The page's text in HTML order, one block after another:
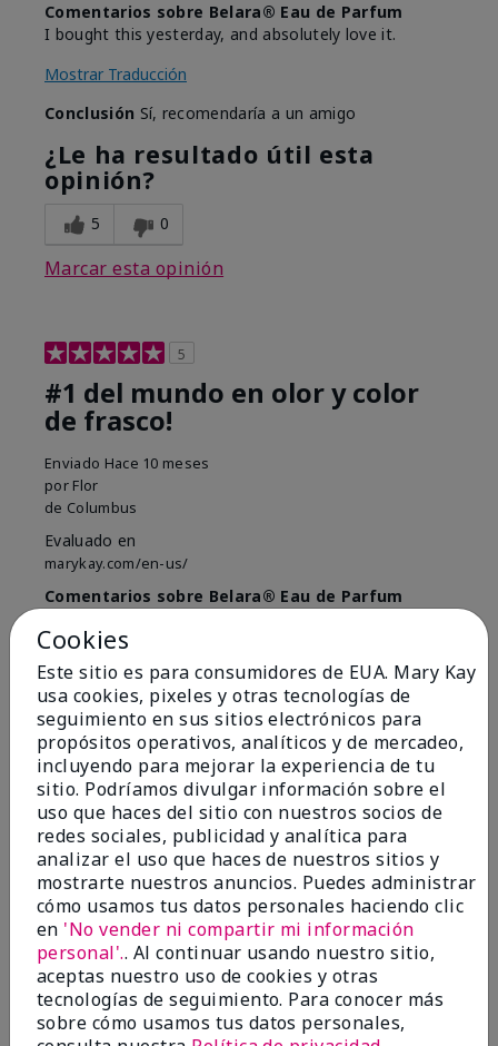
Comentarios sobre Belara® Eau de Parfum
I bought this yesterday, and absolutely love it.
Mostrar Traducción
Conclusión Sí, recomendaría a un amigo
¿Le ha resultado útil esta
opinión?
5 0
Marcar esta opinión
5
#1 del mundo en olor y color
de frasco!
Enviado Hace 10 meses
por Flor
de Columbus
Evaluado en
marykay.com/en-us/
Comentarios sobre Belara® Eau de Parfum
ConclusiónSí, recomendaría a un amigo
¿Le ha resultado útil esta
opinión?
4 0
Marcar esta opinión
5
Kristen
EnviadoHace 10 meses
porJennifer
Cookies
Este sitio es para consumidores de EUA. Mary Kay
usa cookies, pixeles y otras tecnologías de
seguimiento en sus sitios electrónicos para
propósitos operativos, analíticos y de mercadeo,
incluyendo para mejorar la experiencia de tu
sitio. Podríamos divulgar información sobre el
uso que haces del sitio con nuestros socios de
redes sociales, publicidad y analítica para
analizar el uso que haces de nuestros sitios y
mostrarte nuestros anuncios. Puedes administrar
cómo usamos tus datos personales haciendo clic
en 'No vender ni compartir mi información
personal'.. Al continuar usando nuestro sitio,
aceptas nuestro uso de cookies y otras
tecnologías de seguimiento. Para conocer más
sobre cómo usamos tus datos personales,